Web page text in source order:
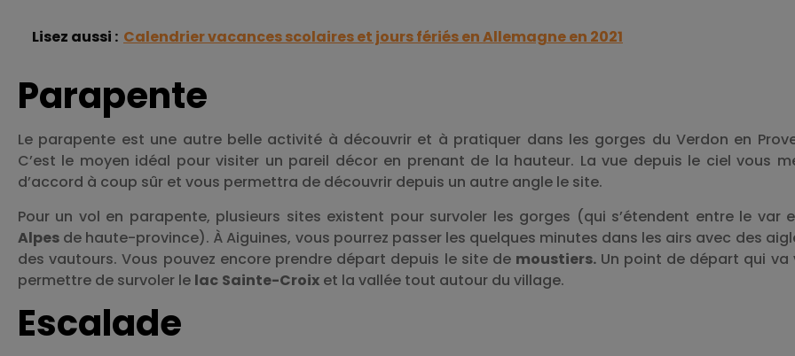
Lisez aussi : Calendrier vacances scolaires et jours fériés en Allemagne en 2021
Parapente
Le parapente est une autre belle activité à découvrir et à pratiquer dans les gorges du Verdon en
C’est le moyen idéal pour visiter un pareil décor en prenant de la hauteur. La vue depuis le ciel vous
d’accord à coup sûr et vous permettra de découvrir depuis un autre angle le site.
Pour un vol en parapente, plusieurs sites existent pour survoler les gorges (qui s’étendent entre le var
Alpes de haute-province). À Aiguines, vous pourrez passer les quelques minutes dans les airs avec des
des vautours. Vous pouvez encore prendre départ depuis le site de moustiers. Un point de départ qui va
permettre de survoler le lac Sainte-Croix et la vallée tout autour du village.
Escalade